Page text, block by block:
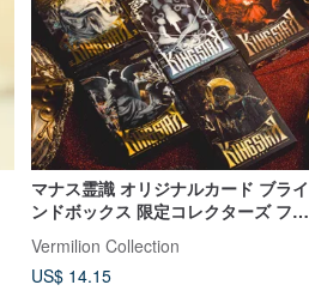
マナス霊識 オリジナルカード ブライ
ンドボックス 限定コレクターズ フロ
ーリッシュ ポーカーカード トランプ
Vermilion Collection
US$ 14.15